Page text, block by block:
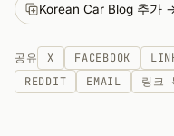
Korean Car Blog 추가
공유 X FACEBOOK
REDDIT
EMAIL 링크